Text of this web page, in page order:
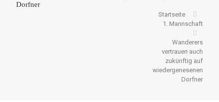
Dorfner
Startseite
1. Mannschaft
Wanderers
vertrauen auch
zukünftig auf
wiedergenesenen
Dorfner